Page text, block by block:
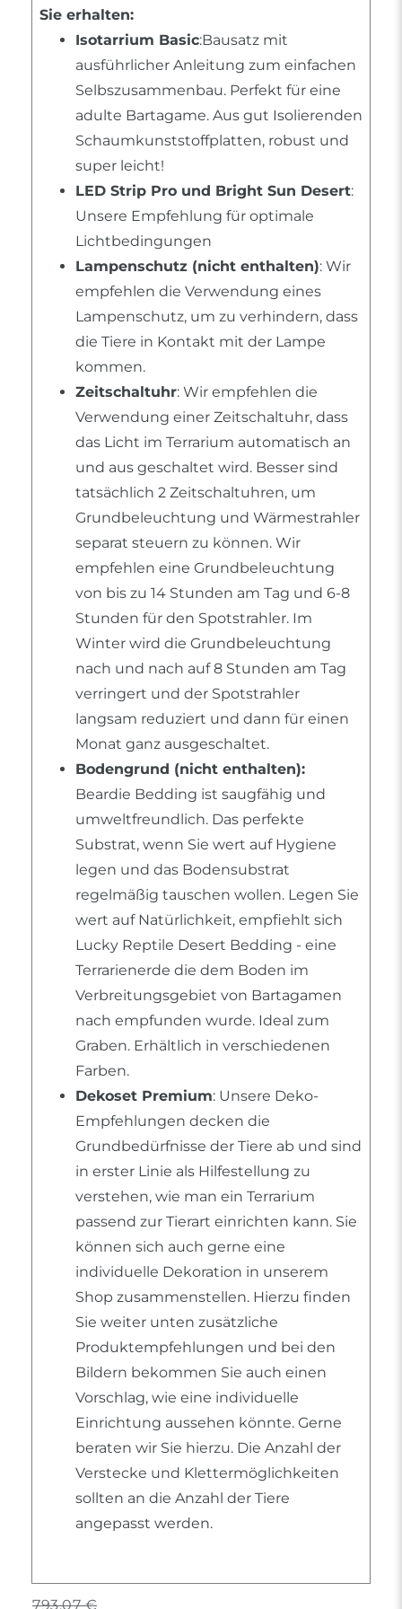
Sie erhalten:
Isotarrium Basic:Bausatz mit
ausführlicher Anleitung zum einfachen
Selbszusammenbau. Perfekt für eine
adulte Bartagame. Aus gut Isolierenden
Schaumkunststoffplatten, robust und
super leicht!
LED Strip Pro und Bright Sun Desert:
Unsere Empfehlung für optimale
Lichtbedingungen
Lampenschutz (nicht enthalten): Wir
empfehlen die Verwendung eines
Lampenschutz, um zu verhindern, dass
die Tiere in Kontakt mit der Lampe
kommen.
Zeitschaltuhr: Wir empfehlen die
Verwendung einer Zeitschaltuhr, dass
das Licht im Terrarium automatisch an
und aus geschaltet wird. Besser sind
tatsächlich 2 Zeitschaltuhren, um
Grundbeleuchtung und Wärmestrahler
separat steuern zu können. Wir
empfehlen eine Grundbeleuchtung
von bis zu 14 Stunden am Tag und 6-8
Stunden für den Spotstrahler. Im
Winter wird die Grundbeleuchtung
nach und nach auf 8 Stunden am Tag
verringert und der Spotstrahler
langsam reduziert und dann für einen
Monat ganz ausgeschaltet.
Bodengrund (nicht enthalten):
Beardie Bedding ist saugfähig und
umweltfreundlich. Das perfekte
Substrat, wenn Sie wert auf Hygiene
legen und das Bodensubstrat
regelmäßig tauschen wollen. Legen Sie
wert auf Natürlichkeit, empfiehlt sich
Lucky Reptile Desert Bedding - eine
Terrarienerde die dem Boden im
Verbreitungsgebiet von Bartagamen
nach empfunden wurde. Ideal zum
Graben. Erhältlich in verschiedenen
Farben.
Dekoset Premium: Unsere Deko-
Empfehlungen decken die
Grundbedürfnisse der Tiere ab und sind
in erster Linie als Hilfestellung zu
verstehen, wie man ein Terrarium
passend zur Tierart einrichten kann. Sie
können sich auch gerne eine
individuelle Dekoration in unserem
Shop zusammenstellen. Hierzu finden
Sie weiter unten zusätzliche
Produktempfehlungen und bei den
Bildern bekommen Sie auch einen
Vorschlag, wie eine individuelle
Einrichtung aussehen könnte. Gerne
beraten wir Sie hierzu. Die Anzahl der
Verstecke und Klettermöglichkeiten
sollten an die Anzahl der Tiere
angepasst werden.
793,07 €